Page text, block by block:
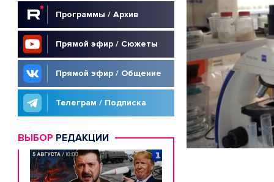
Программы / Архив
Прямой эфир / Сюжеты
Прямой эфир / Общение
Телеграм / Подписка
ВЫБОР РЕДАКЦИИ